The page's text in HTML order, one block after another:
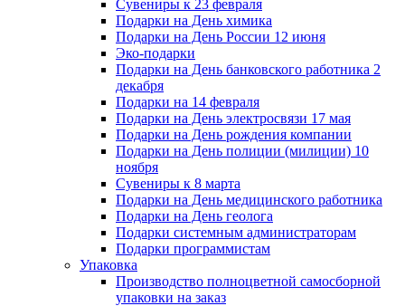
Сувениры к 23 февраля
Подарки на День химика
Подарки на День России 12 июня
Эко-подарки
Подарки на День банковского работника 2
декабря
Подарки на 14 февраля
Подарки на День электросвязи 17 мая
Подарки на День рождения компании
Подарки на День полиции (милиции) 10
ноября
Сувениры к 8 марта
Подарки на День медицинского работника
Подарки на День геолога
Подарки системным администраторам
Подарки программистам
Упаковка
Производство полноцветной самосборной
упаковки на заказ